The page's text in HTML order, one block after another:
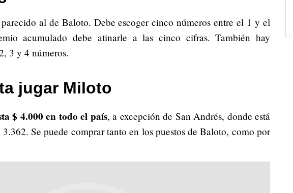
al de Baloto. Debe escoger cinco números entre el 1 y el
acumulado debe atinarle a las cinco cifras. También hay
3 y 4 números.
jugar Miloto
$ 4.000 en todo el país, a excepción de San Andrés, donde está
Se puede comprar tanto en los puestos de Baloto, como por